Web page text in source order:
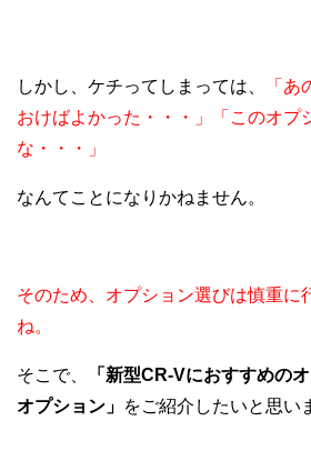
しかし、ケチってしまっては、
「
おけばよかった・・・」「このオプ
な・・・」
なんてことになりかねません。
そのため、オプション選びは慎重に
ね。
そこで、
「新型CR-Vにおすすめの
オプション」 をご紹介したいと思い